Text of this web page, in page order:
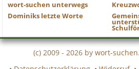
wort-suchen unterwegs
Dominiks letzte Worte
(c) 2009 - 2026 by wort-